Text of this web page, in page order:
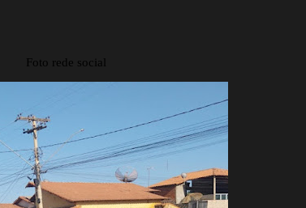
Foto rede social